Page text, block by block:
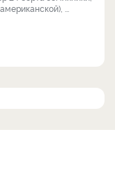
...